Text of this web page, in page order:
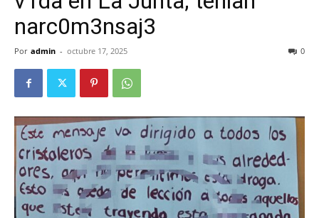
narc0m3nsaj3
Por admin - octubre 17, 2025 0